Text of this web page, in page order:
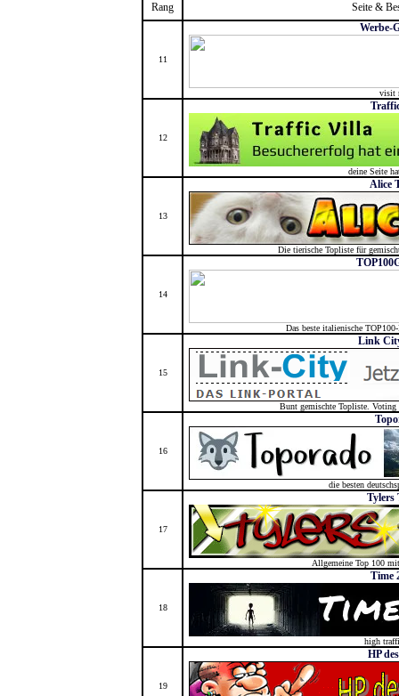
Rang Seite &
11
Werbe-
visit
12
deine Seite
13
Alice
Die tierische Topliste für
14
Das beste italienische
15
Link
Bunt gemischte Topliste.
16
die besten
17
Tylers
Allgemeine Top 100
18
Time
high
19
HP